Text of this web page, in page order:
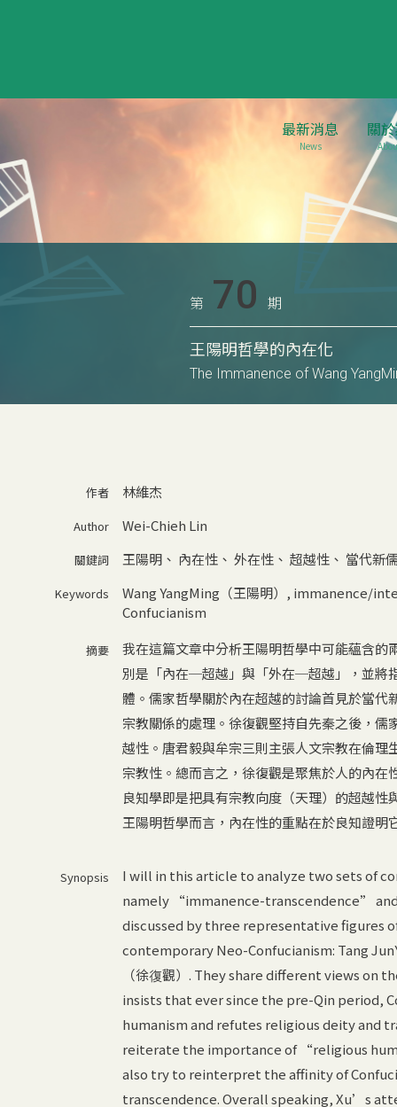
最新消息
News
關
第 70 期
王陽明哲學的內在化
The Immanence of Wang
作者 林維杰
Author Wei-Chieh Lin
關鍵詞 王陽明、 內在性、 外在性、 超越性、 當代新
Keywords Wang YangMing（王陽明） , immanence/
Confucianism
摘要
我在這篇文章中分析王陽明哲學中可能蘊含的
別是「內在─超越」與「外在─超越」，並將
體。儒家哲學關於內在超越的討論首見於當
宗教關係的處理。徐復觀堅持自先秦之後，
越性。唐君毅與牟宗三則主張人文宗教在倫
宗教性。總而言之，徐復觀是聚焦於人的內
良知學即是把具有宗教向度（天理）的超越
王陽明哲學而言，內在性的重點在於良知證明
Synopsis
I will in this article to analyze two sets of
namely “immanence-transcendence”
discussed by three representative figures
contemporary Neo-Confucianism: Tang
（徐復觀）. They share different views
insists that ever since the pre-Qin period,
humanism and refutes religious deity and
reiterate the importance of “religious
also try to reinterpret the affinity of
transcendence. Overall speaking, Xu’s